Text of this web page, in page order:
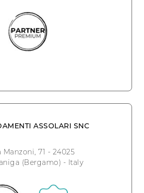
ASSOLARI SNC
Manzoni, 71 - 24025
(Bergamo) - Italy